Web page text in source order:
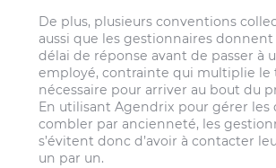
De plus, plusieurs conventions
aussi que les gestionnaires
délai de réponse avant de passer à
employé, contrainte qui multiplie le
nécessaire pour arriver au bout du
En utilisant Agendrix pour gérer les
combler par ancienneté, les
s’évitent donc d’avoir à contacter
un par un.